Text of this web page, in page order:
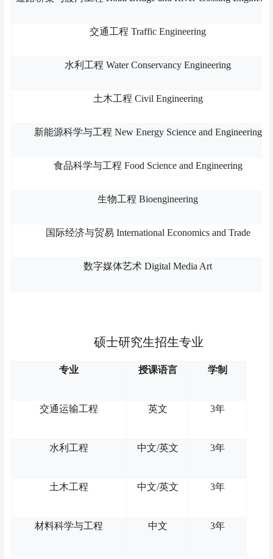
交通工程 Traffic Engineering
水利工程 Water Conservancy Engineering
土木工程 Civil Engineering
新能源科学与工程 New Energy Science and Engineering
食品科学与工程 Food Science and Engineering
生物工程 Bioengineering
国际经济与贸易 International Economics and Trade
数字媒体艺术 Digital Media Art
硕士研究生招生专业
专业 授课语言 学制
交通运输工程 英文 3年
水利工程 中文/英文 3年
土木工程 中文/英文 3年
材料科学与工程 中文 3年